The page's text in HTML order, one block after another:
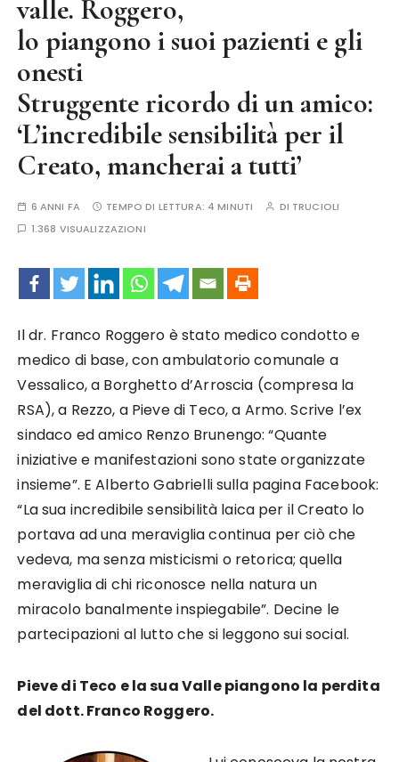
valle. Roggero,
lo piangono i suoi pazienti e gli
onesti
Struggente ricordo di un amico:
‘L’incredibile sensibilità per il
Creato, mancherai a tutti’
6 ANNI FA TEMPO DI LETTURA: 4 MINUTI DI TRUCIOLI
1.368 VISUALIZZAZIONI
Il dr. Franco Roggero è stato medico condotto e
medico di base, con ambulatorio comunale a
Vessalico, a Borghetto d’Arroscia (compresa la
RSA), a Rezzo, a Pieve di Teco, a Armo. Scrive l’ex
sindaco ed amico Renzo Brunengo: “Quante
iniziative e manifestazioni sono state organizzate
insieme”. E Alberto Gabrielli sulla pagina Facebook:
“La sua incredibile sensibilità laica per il Creato lo
portava ad una meraviglia continua per ciò che
vedeva, ma senza misticismi o retorica; quella
meraviglia di chi riconosce nella natura un
miracolo banalmente inspiegabile”. Decine le
partecipazioni al lutto che si leggono sui social.
Pieve di Teco e la sua Valle piangono la perdita
del dott. Franco Roggero.